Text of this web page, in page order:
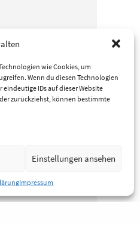
wie Cookies, um
Wenn du diesen Technologien
IDs auf dieser Website
zurückziehst, können bestimmte
Einstellungen ansehen
Impressum